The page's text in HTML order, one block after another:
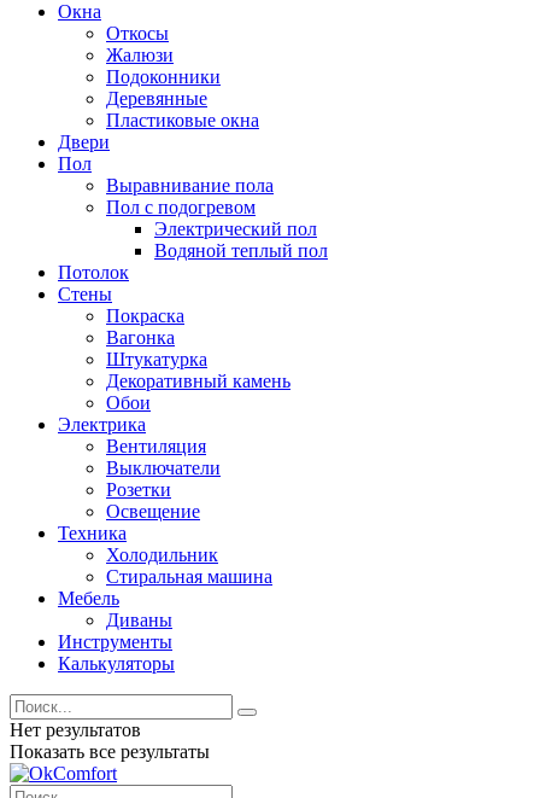
Окна
Откосы
Жалюзи
Подоконники
Деревянные
Пластиковые окна
Двери
Пол
Выравнивание пола
Пол с подогревом
Электрический пол
Водяной теплый пол
Потолок
Стены
Покраска
Вагонка
Штукатурка
Декоративный камень
Обои
Электрика
Вентиляция
Выключатели
Розетки
Освещение
Техника
Холодильник
Стиральная машина
Мебель
Диваны
Инструменты
Калькуляторы
Нет результатов
Показать все результаты